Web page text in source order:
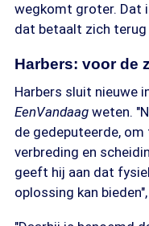
wegkomt groter. Dat
dat betaalt zich terug
Harbers: voor de
Harbers sluit nieuwe
EenVandaag weten.
de gedeputeerde,
verbreding en
geeft hij aan dat
oplossing kan